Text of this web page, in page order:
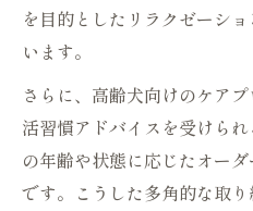
を目的としたリラクゼーシ
います。
さらに、高齢犬向けのケア
活習慣アドバイスを受けら
の年齢や状態に応じたオー
です。こうした多角的な取